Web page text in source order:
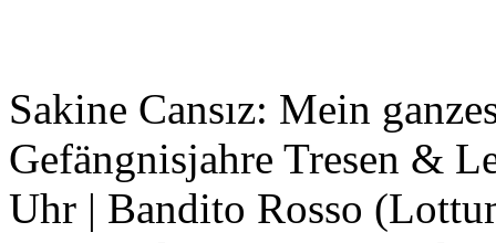
Sakine Cansız: Mein
Gefängnisjahre Tresen &
Uhr | Bandito Rosso